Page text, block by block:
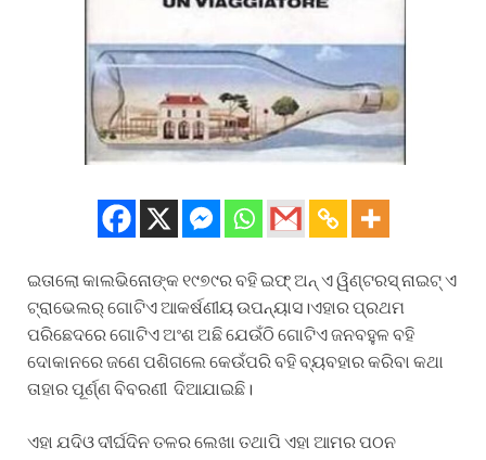
ଇତାଲୋ କାଲଭିନୋଙ୍କ ୧୯୭୯ର ବହି ଇଫ୍ ଅନ୍ ଏ ୱିଣ୍ଟରସ୍ ନାଇଟ୍ ଏ
ଟ୍ରାଭେଲର୍ ଗୋଟିଏ ଆକର୍ଷଣୀୟ ଉପନ୍ୟାସ।ଏହାର ପ୍ରଥମ
ପରିଛେଦରେ ଗୋଟିଏ ଅଂଶ ଅଛି ଯେଉଁଠି ଗୋଟିଏ ଜନବହୁଳ ବହି
ଦୋକାନରେ ଜଣେ ପଶିଗଲେ କେଉଁପରି ବହି ବ୍ୟବହାର କରିବା କଥା
ତାହାର ପୂର୍ଣ୍ଣ ବିବରଣୀ ଦିଆଯାଇଛି।
ଏହା ଯଦିଓ ଦୀର୍ଘଦିନ ତଳର ଲେଖା ତଥାପି ଏହା ଆମର ପଠନ